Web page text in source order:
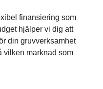
finansiering som
hjälper vi dig att
din gruvverksamhet
vilken marknad som